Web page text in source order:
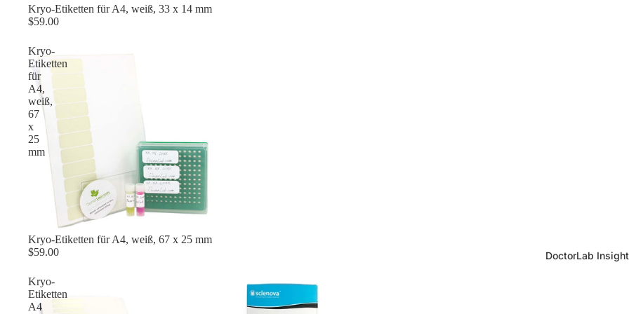
DoctorLab
Kryo-Etiketten für A4, weiß, 33 x 14 mm
$59.00
Kryo-
Etiketten
für
A4,
weiß,
67
x
25
mm
Kryo-Etiketten für A4, weiß, 67 x 25 mm
$59.00
Kryo-
Etiketten
A4